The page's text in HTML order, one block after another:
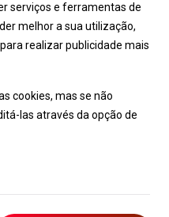
serviços e ferramentas de
melhor a sua utilização,
realizar publicidade mais
cookies, mas se não
las através da opção de